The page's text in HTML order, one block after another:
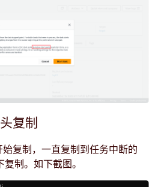
复制
复制，一直复制到任务中断的
制。如下截图。